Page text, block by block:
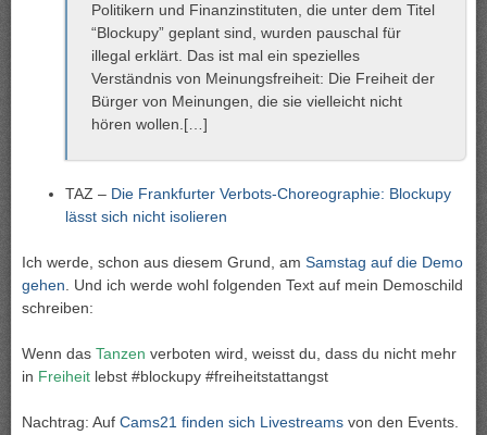
Politikern und Finanzinstituten, die unter dem Titel
“Blockupy” geplant sind, wurden pauschal für
illegal erklärt. Das ist mal ein spezielles
Verständnis von Meinungsfreiheit: Die Freiheit der
Bürger von Meinungen, die sie vielleicht nicht
hören wollen.[…]
TAZ – Die Frankfurter Verbots-Choreographie: Blockupy
lässt sich nicht isolieren
Ich werde, schon aus diesem Grund, am Samstag auf die Demo
gehen . Und ich werde wohl folgenden Text auf mein Demoschild
schreiben:
Wenn das Tanzen verboten wird, weisst du, dass du nicht mehr
in Freiheit lebst #blockupy #freiheitstattangst
Nachtrag: Auf Cams21 finden sich Livestreams von den Events.